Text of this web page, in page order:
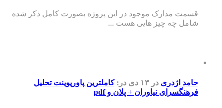
قسمت مدارک موجود در این پروژه بصورت کامل ذکر شده
شامل چه چیز هایی هست ...
حامد اژدری در ۱۳ دی در:کاملترین پاورپوینت تحلیل
فرهنگسرای نیاوران + پلان و pdf